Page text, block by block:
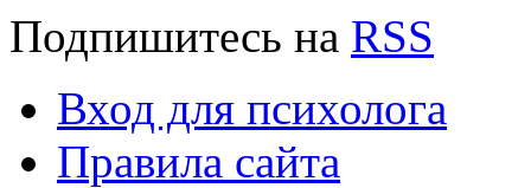
Подпишитесь на RSS
Вход для психолога
Правила сайта